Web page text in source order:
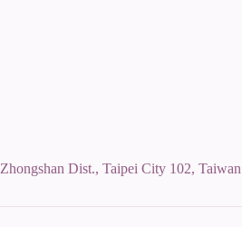
Dist., Taipei City 102, Taiwan